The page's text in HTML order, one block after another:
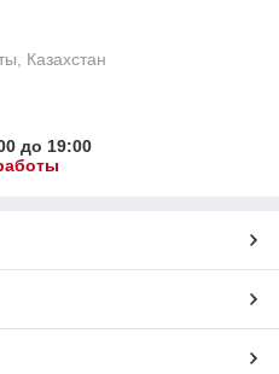
Казахстан
до 19:00